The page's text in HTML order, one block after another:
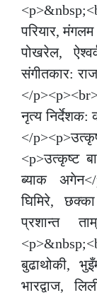
परियार,
पोखरेल,
संगीतकार:
</
नृत्य निर्देशक:
</
<p>उत्कृष्ट
ब्याक
घिमिरे,
प्रशान्त
बुढाथोकी,
भारद्वाज,